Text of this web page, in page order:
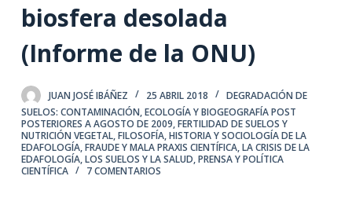
biosfera desolada
(Informe de la ONU)
JUAN JOSÉ IBÁÑEZ 25 ABRIL 2018
DEGRADACIÓN DE
SUELOS: CONTAMINACIÓN,ECOLOGÍA Y BIOGEOGRAFÍA POST
POSTERIORES A AGOSTO DE 2009,FERTILIDAD DE SUELOS Y
NUTRICIÓN VEGETAL,FILOSOFÍA, HISTORIA Y SOCIOLOGÍA DE LA
EDAFOLOGÍA,FRAUDE Y MALA PRAXIS CIENTÍFICA,LA CRISIS DE LA
EDAFOLOGÍA,LOS SUELOS Y LA SALUD,PRENSA Y POLÍTICA
CIENTÍFICA
7 COMENTARIOS